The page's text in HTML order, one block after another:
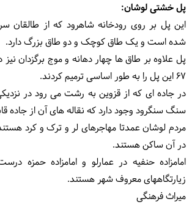
پل خشتی لوشان:
این پل بر روی رودخانه شاهرود که از طالقان
شده است و یک طاق کوچک و دو طاق بزرگ دارد.
پل علاوه بر طاق ها چهار دهانه و موج برگزدان نیز
67 این پل را به طور اساسی ترمیم کردند.
در جاده ای که از قزوین به رشت می رود در
سنگ سنگرود وجود دارد که نقاله های آن از جاده
مردم لوشان عمدتا مهاجرهای لر و ترک و کرد
در آن ساکن هستند.
امامزاده حنفیه در عمارلو و امامزاده حمزه
زیارتگاههای معروف شهر هستند.
میراث فرهنگی